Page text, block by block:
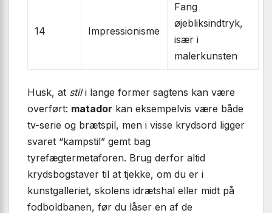
14 Impressionisme
Fang
øjebliksindtryk,
især i
malerkunsten
Husk, at stili lange former sagtens kan være
overført: matador kan eksempelvis være både
tv-serie og brætspil, men i visse krydsord ligger
svaret “kampstil” gemt bag
tyrefægtermetaforen. Brug derfor altid
krydsbogstaver til at tjekke, om du er i
kunstgalleriet, skolens idrætshal eller midt på
fodboldbanen, før du låser en af de